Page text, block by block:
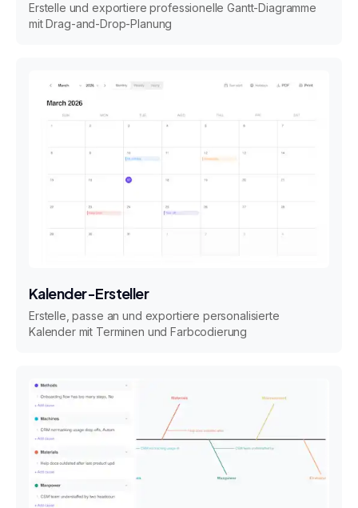
Erstelle und exportiere professionelle Gantt-Diagramme
mit Drag-and-Drop-Planung
Kalender-Ersteller
Erstelle, passe an und exportiere personalisierte
Kalender mit Terminen und Farbcodierung